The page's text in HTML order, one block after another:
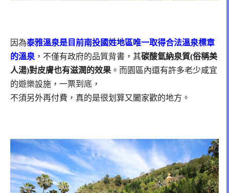
因為泰雅溫泉是目前南投國姓地區唯一取得合法溫泉標章
的溫泉 ， 不僅有政府的品質背書，其碳酸氫納泉質(俗稱美
人湯)對皮膚也有滋潤的效果 。 而園區內還有許多老少咸宜
的遊樂設施，一票到底，
不須另外再付費，真的是很划算又闔家歡的地方。